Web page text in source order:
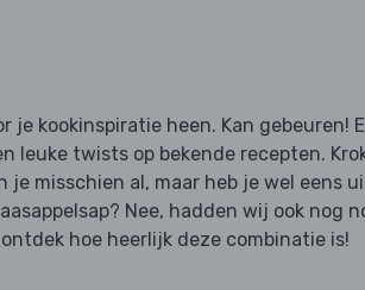
je kookinspiratie heen. Kan gebeuren!
leuke twists op bekende recepten.
misschien al, maar heb je wel eens
Nee, hadden wij ook nog
hoe heerlijk deze combinatie is!